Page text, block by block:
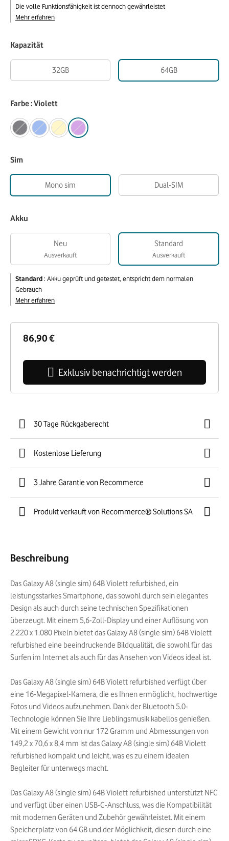
86,90 €
Exklusiv benachrichtigt werden
Die volle Funktionsfähigkeit ist dennoch gewährleistet
Mehr erfahren
Kapazität
32GB 64GB
Farbe : Violett
Sim
Mono sim Dual-SIM
Akku
Neu
Ausverkauft
Standard
Ausverkauft
Standard: Akku geprüft und getestet, entspricht dem normalen
Gebrauch
Mehr erfahren
30 Tage Rückgaberecht
Kostenlose Lieferung
3 Jahre Garantie von Recommerce
Produkt verkauft von Recommerce® Solutions SA
Beschreibung
Das Galaxy A8 (single sim) 64B Violett refurbished, ein
leistungsstarkes Smartphone, das sowohl durch sein elegantes
Design als auch durch seine technischen Spezifikationen
überzeugt. Mit einem 5,6-Zoll-Display und einer Auflösung von
2.220 x 1.080 Pixeln bietet das Galaxy A8 (single sim) 64B Violett
refurbished eine beeindruckende Bildqualität, die sowohl für das
Surfen im Internet als auch für das Ansehen von Videos ideal ist.
Das Galaxy A8 (single sim) 64B Violett refurbished verfügt über
eine 16-Megapixel-Kamera, die es Ihnen ermöglicht, hochwertige
Fotos und Videos aufzunehmen. Dank der Bluetooth 5.0-
Technologie können Sie Ihre Lieblingsmusik kabellos genießen.
Mit einem Gewicht von nur 172 Gramm und Abmessungen von
149,2 x 70,6 x 8,4 mm ist das Galaxy A8 (single sim) 64B Violett
refurbished kompakt und leicht, was es zu einem idealen
Begleiter für unterwegs macht.
Das Galaxy A8 (single sim) 64B Violett refurbished unterstützt NFC
und verfügt über einen USB-C-Anschluss, was die Kompatibilität
mit modernen Geräten und Zubehör gewährleistet. Mit einem
Speicherplatz von 64 GB und der Möglichkeit, diesen durch eine